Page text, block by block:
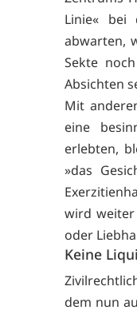
Linie« bei
abwarten,
Sekte
Absichten
Mit
eine
erlebten,
»das
wird weiter
oder
Keine
dem nun